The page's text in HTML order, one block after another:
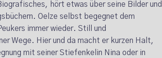
hört etwas über seine Bilder und
Oelze selbst begegnet dem
immer wieder. Still und
Wege. Hier und da macht er kurzen Halt,
mit seiner Stiefenkelin Nina oder in